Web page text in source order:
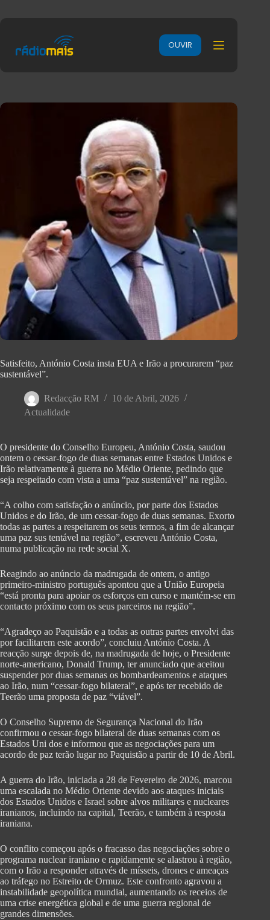
OUVIR
Satisfeito, António Costa insta EUA e Irão a procurarem “paz
sustentável”.
Redacção RM
10 de Abril, 2026
Actualidade
O presidente do Conselho Europeu, António Costa, saudou
ontem o cessar-fogo de duas semanas entre Estados Unidos e
Irão relativamente à guerra no Médio Oriente, pedindo que
seja respeitado com vista a uma “paz sustentável” na região.
“A colho com satisfação o anúncio, por parte dos Estados
Unidos e do Irão, de um cessar-fogo de duas semanas. Exorto
todas as partes a respeitarem os seus termos, a fim de alcançar
uma paz sus tentável na região”, escreveu António Costa,
numa publicação na rede social X.
Reagindo ao anúncio da madrugada de ontem, o antigo
primeiro-ministro português apontou que a União Europeia
“está pronta para apoiar os esforços em curso e mantém-se em
contacto próximo com os seus parceiros na região”.
“Agradeço ao Paquistão e a todas as outras partes envolvi das
por facilitarem este acordo”, concluiu António Costa. A
reacção surge depois de, na madrugada de hoje, o Presidente
norte-americano, Donald Trump, ter anunciado que aceitou
suspender por duas semanas os bombardeamentos e ataques
ao Irão, num “cessar-fogo bilateral”, e após ter recebido de
Teerão uma proposta de paz “viável”.
O Conselho Supremo de Segurança Nacional do Irão
confirmou o cessar-fogo bilateral de duas semanas com os
Estados Uni dos e informou que as negociações para um
acordo de paz terão lugar no Paquistão a partir de 10 de Abril.
A guerra do Irão, iniciada a 28 de Fevereiro de 2026, marcou
uma escalada no Médio Oriente devido aos ataques iniciais
dos Estados Unidos e Israel sobre alvos militares e nucleares
iranianos, incluindo na capital, Teerão, e também à resposta
iraniana.
O conflito começou após o fracasso das negociações sobre o
programa nuclear iraniano e rapidamente se alastrou à região,
com o Irão a responder através de mísseis, drones e ameaças
ao tráfego no Estreito de Ormuz. Este confronto agravou a
instabilidade geopolítica mundial, aumentando os receios de
uma crise energética global e de uma guerra regional de
grandes dimensões.